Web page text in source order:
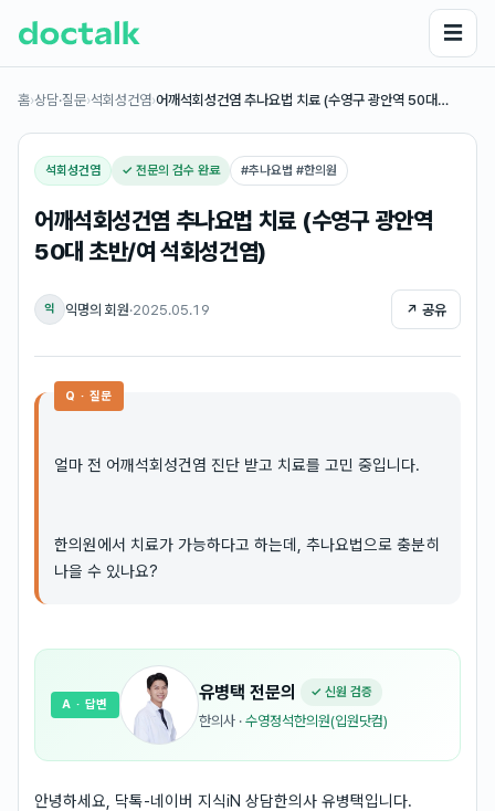
☰
홈›상담·질문›석회성건염›어깨석회성건염 추나요법 치료 (수영구 광안역 50대…
석회성건염 ✓ 전문의 검수 완료 #추나요법 #한의원
어깨석회성건염 추나요법 치료 (수영구 광안역
50대 초반/여 석회성건염)
익 익명의 회원·2025.05.19 ↗ 공유
Q · 질문
얼마 전 어깨석회성건염 진단 받고 치료를 고민 중입니다.
한의원에서 치료가 가능하다고 하는데, 추나요법으로 충분히
나을 수 있나요?
유병택 전문의 ✓ 신원 검증
한의사 · 수영정석한의원(입원닷컴)
A · 답변
안녕하세요, 닥톡-네이버 지식iN 상담한의사 유병택입니다.